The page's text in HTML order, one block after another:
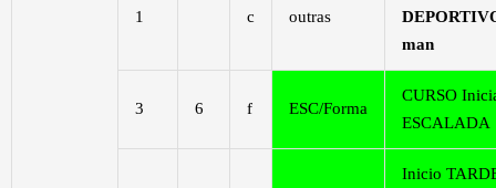
1 c outras
man
3 6 f ESC/Forma
CURSO
ESCALADA
Inicio